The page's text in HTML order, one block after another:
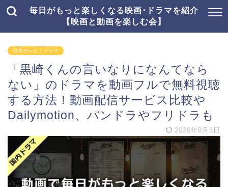
毎日がもっと楽しくなる映画･ドラマを紹介
【映画と動画を楽しむ会】
日本テレビ｜ドラマ
「黒崎くんの言いなりになんてなら
ない」のドラマを動画フルで無料視聴
する方法！動画配信サービス比較や
Dailymotion、パンドラやフリドラも
2026年8月3日